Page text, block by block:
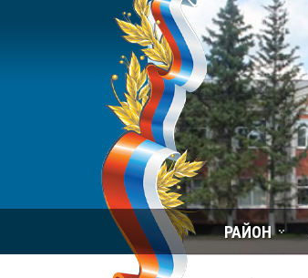
РАЙОН